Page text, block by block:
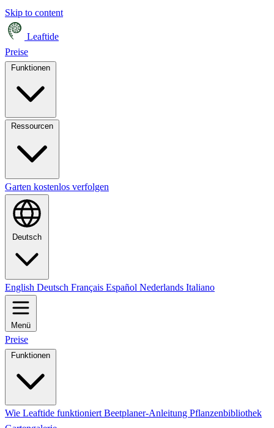
Skip to content
Leaftide
Preise
Garten kostenlos verfolgen
Deutsch
English Deutsch Français Español Nederlands Italiano
Menü
Preise
Funktionen
Wie Leaftide funktioniert Beetplaner-Anleitung Pflanzenbibliothek